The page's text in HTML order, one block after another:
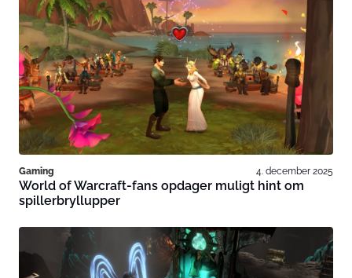
Gaming 4. december 2025
World of Warcraft-fans opdager muligt hint om
spillerbryllupper